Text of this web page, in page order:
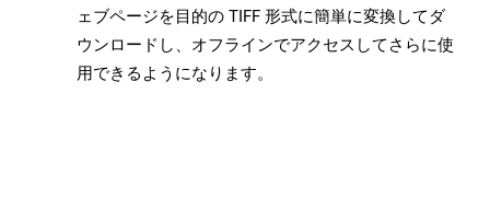
ェブページを目的の TIFF 形式に簡単に変換してダ
ウンロードし、オフラインでアクセスしてさらに使
用できるようになります。